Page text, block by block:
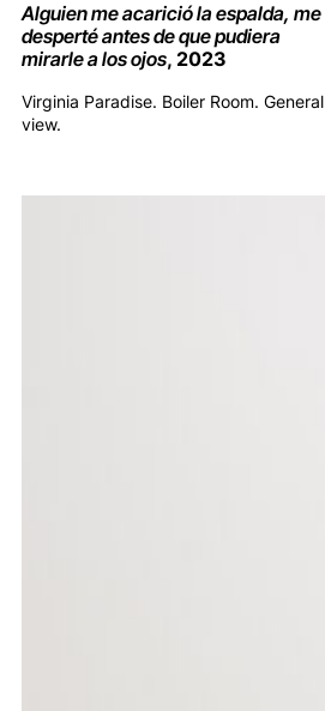
Alguien me acarició la espalda, me
desperté antes de que pudiera
mirarle a los ojos, 2023
Virginia Paradise. Boiler Room. General
view.